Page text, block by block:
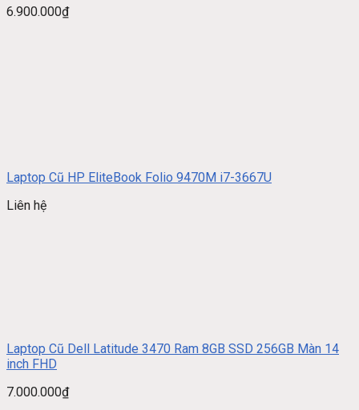
6.900.000₫
Laptop Cũ HP EliteBook Folio 9470M i7-3667U
Liên hệ
Laptop Cũ Dell Latitude 3470 Ram 8GB SSD 256GB Màn 14
inch FHD
7.000.000₫